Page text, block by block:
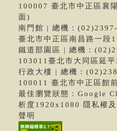
100007 臺北市中正區襄
面)
南門館 | 總機：
臺北市中正區南昌路一段1
鐵道部園區 | 總機：
103011臺北市大同區延
行政大樓 | 總機：
100011 臺北市中正區館
最佳瀏覽狀態：Google
析度1920x1080 隱私權
聲明